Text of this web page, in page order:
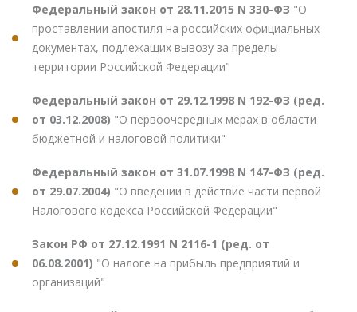
Федеральный закон от 28.11.2015 N 330-ФЗ "О
проставлении апостиля на российских официальных
документах, подлежащих вывозу за пределы
территории Российской Федерации"
Федеральный закон от 29.12.1998 N 192-ФЗ (ред.
от 03.12.2008) "О первоочередных мерах в области
бюджетной и налоговой политики"
Федеральный закон от 31.07.1998 N 147-ФЗ (ред.
от 29.07.2004) "О введении в действие части первой
Налогового кодекса Российской Федерации"
Закон РФ от 27.12.1991 N 2116-1 (ред. от
06.08.2001) "О налоге на прибыль предприятий и
организаций"